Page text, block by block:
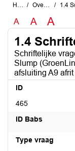
Home Overzichten 1.4
A A A
1.4
Schriftelijke
Slump
afsluiting A9 afrit
ID
465
ID Babs
Type vraag